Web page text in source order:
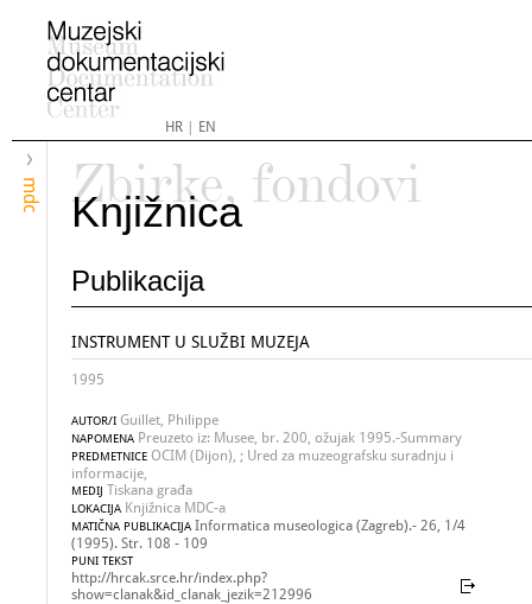
HR| EN
mdc
Zbirke, fondovi
Knjižnica
Publikacija
INSTRUMENT U SLUŽBI MUZEJA
1995
AUTOR/I Guillet, Philippe
NAPOMENA Preuzeto iz: Musee, br. 200, ožujak 1995.-Summary
PREDMETNICE OCIM (Dijon), ; Ured za muzeografsku suradnju i
informacije,
MEDIJ Tiskana građa
LOKACIJA Knjižnica MDC-a
MATIČNA PUBLIKACIJA Informatica museologica (Zagreb).- 26, 1/4
(1995). Str. 108 - 109
PUNI TEKST
http://hrcak.srce.hr/index.php?
show=clanak&id_clanak_jezik=212996